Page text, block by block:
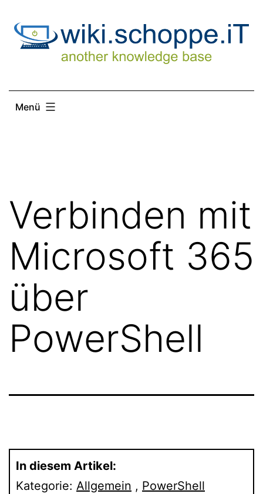
Inhalt
springen
Menü
Verbinden mit
Microsoft 365
über
PowerShell
In diesem Artikel:
Kategorie: Allgemein , PowerShell